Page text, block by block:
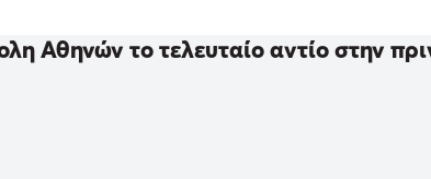
Αθηνών το τελευταίο αντίο στην